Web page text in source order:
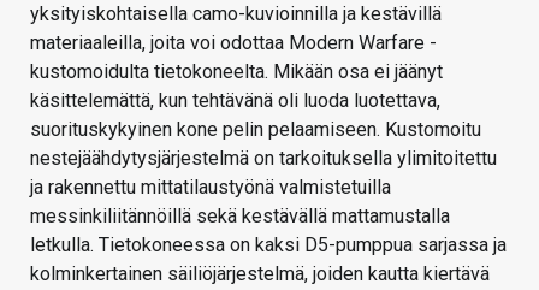
yksityiskohtaisella camo-kuvioinnilla ja kestävillä
materiaaleilla, joita voi odottaa Modern Warfare -
kustomoidulta tietokoneelta. Mikään osa ei jäänyt
käsittelemättä, kun tehtävänä oli luoda luotettava,
suorituskykyinen kone pelin pelaamiseen. Kustomoitu
nestejäähdytysjärjestelmä on tarkoituksella ylimitoitettu
ja rakennettu mittatilaustyönä valmistetuilla
messinkiliitännöillä sekä kestävällä mattamustalla
letkulla. Tietokoneessa on kaksi D5-pumppua sarjassa ja
kolminkertainen säiliöjärjestelmä, joiden kautta kiertävä